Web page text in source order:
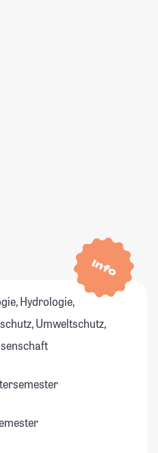
Info
Hydrologie,
Umweltschutz,